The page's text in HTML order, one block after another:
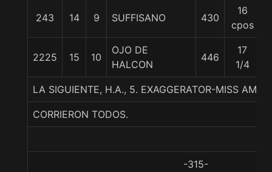
243 14 9 SUFFISANO 430
16
cpos
2225 15 10
OJO DE
HALCON
446
17
1/4
LA SIGUIENTE, H.A., 5. EXAGGERATOR-MISS
CORRIERON TODOS.
-315-